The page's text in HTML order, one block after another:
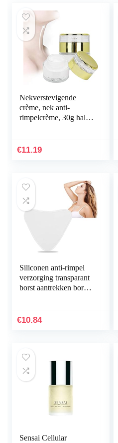
Nekverstevigende
crème, nek anti-
rimpelcrème, 30g hals
Moisturizer
€11.19
Siliconen anti-rimpel
verzorging transparant
borst aantrekken borst
€10.84
Sensai Cellular